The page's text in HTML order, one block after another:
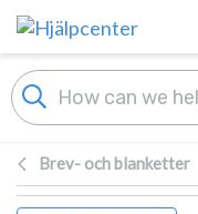
Skip to main content
Brev- och blanketter